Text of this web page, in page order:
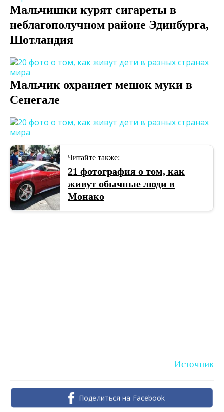
Мальчишки курят сигареты в
неблагополучном районе Эдинбурга,
Шотландия
Мальчик охраняет мешок муки в
Сенегале
Читайте также:
21 фотография о том, как
живут обычные люди в
Монако
Источник
Поделиться на Facebook